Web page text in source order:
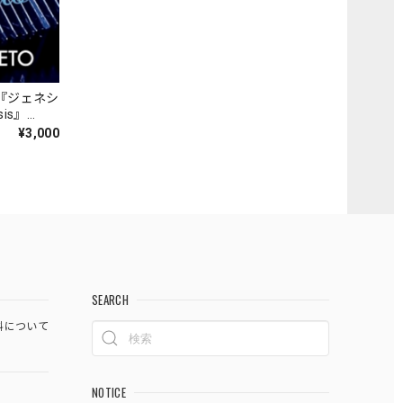
ジェネシ
』
¥3,000
について
SEARCH
NOTICE